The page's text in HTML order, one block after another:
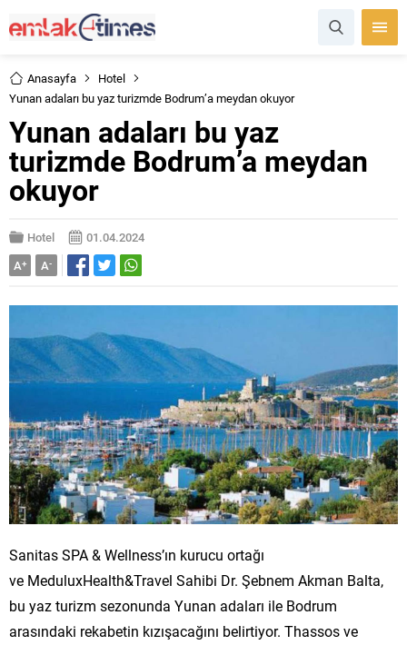
Anasayfa
Hotel
Yunan adaları bu yaz turizmde Bodrum’a meydan okuyor
Yunan adaları bu yaz
turizmde Bodrum’a meydan
okuyor
Hotel
01.04.2024
A+ A-
Sanitas SPA & Wellness’ın kurucu ortağı
ve MeduluxHealth&Travel Sahibi Dr. Şebnem Akman Balta,
bu yaz turizm sezonunda Yunan adaları ile Bodrum
arasındaki rekabetin kızışacağını belirtiyor. Thassos ve